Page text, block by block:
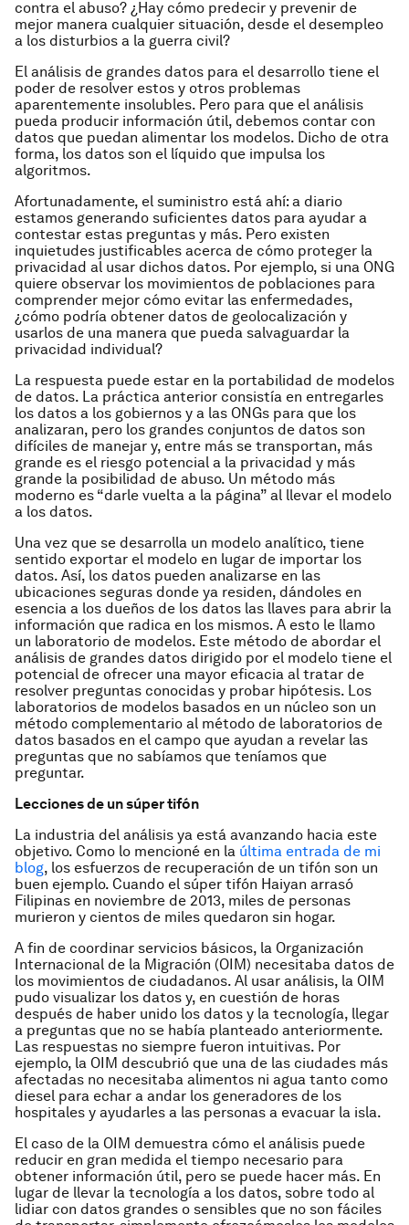
contra el abuso? ¿Hay cómo predecir y prevenir de
mejor manera cualquier situación, desde el desempleo
a los disturbios a la guerra civil?
El análisis de grandes datos para el desarrollo tiene el
poder de resolver estos y otros problemas
aparentemente insolubles. Pero para que el análisis
pueda producir información útil, debemos contar con
datos que puedan alimentar los modelos. Dicho de otra
forma, los datos son el líquido que impulsa los
algoritmos.
Afortunadamente, el suministro está ahí: a diario
estamos generando suficientes datos para ayudar a
contestar estas preguntas y más. Pero existen
inquietudes justificables acerca de cómo proteger la
privacidad al usar dichos datos. Por ejemplo, si una ONG
quiere observar los movimientos de poblaciones para
comprender mejor cómo evitar las enfermedades,
¿cómo podría obtener datos de geolocalización y
usarlos de una manera que pueda salvaguardar la
privacidad individual?
La respuesta puede estar en la portabilidad de modelos
de datos. La práctica anterior consistía en entregarles
los datos a los gobiernos y a las ONGs para que los
analizaran, pero los grandes conjuntos de datos son
difíciles de manejar y, entre más se transportan, más
grande es el riesgo potencial a la privacidad y más
grande la posibilidad de abuso. Un método más
moderno es “darle vuelta a la página” al llevar el modelo
a los datos.
Una vez que se desarrolla un modelo analítico, tiene
sentido exportar el modelo en lugar de importar los
datos. Así, los datos pueden analizarse en las
ubicaciones seguras donde ya residen, dándoles en
esencia a los dueños de los datos las llaves para abrir la
información que radica en los mismos. A esto le llamo
un laboratorio de modelos. Este método de abordar el
análisis de grandes datos dirigido por el modelo tiene el
potencial de ofrecer una mayor eficacia al tratar de
resolver preguntas conocidas y probar hipótesis. Los
laboratorios de modelos basados en un núcleo son un
método complementario al método de laboratorios de
datos basados en el campo que ayudan a revelar las
preguntas que no sabíamos que teníamos que
preguntar.
Lecciones de un súper tifón
La industria del análisis ya está avanzando hacia este
objetivo. Como lo mencioné en la última entrada de mi
blog, los esfuerzos de recuperación de un tifón son un
buen ejemplo. Cuando el súper tifón Haiyan arrasó
Filipinas en noviembre de 2013, miles de personas
murieron y cientos de miles quedaron sin hogar.
A fin de coordinar servicios básicos, la Organización
Internacional de la Migración (OIM) necesitaba datos de
los movimientos de ciudadanos. Al usar análisis, la OIM
pudo visualizar los datos y, en cuestión de horas
después de haber unido los datos y la tecnología, llegar
a preguntas que no se había planteado anteriormente.
Las respuestas no siempre fueron intuitivas. Por
ejemplo, la OIM descubrió que una de las ciudades más
afectadas no necesitaba alimentos ni agua tanto como
diesel para echar a andar los generadores de los
hospitales y ayudarles a las personas a evacuar la isla.
El caso de la OIM demuestra cómo el análisis puede
reducir en gran medida el tiempo necesario para
obtener información útil, pero se puede hacer más. En
lugar de llevar la tecnología a los datos, sobre todo al
lidiar con datos grandes o sensibles que no son fáciles